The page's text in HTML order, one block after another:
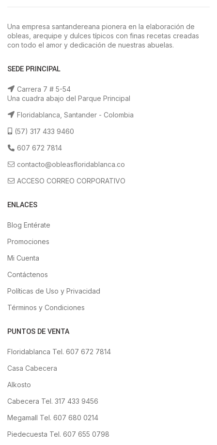
Una empresa santandereana pionera en la elaboración de
obleas, arequipe y dulces típicos con finas recetas creadas
con todo el amor y dedicación de nuestras abuelas.
SEDE PRINCIPAL
Carrera 7 # 5-54
Una cuadra abajo del Parque Principal
Floridablanca, Santander - Colombia
(57) 317 433 9460
607 672 7814
contacto@obleasfloridablanca.co
ACCESO CORREO CORPORATIVO
ENLACES
Blog Entérate
Promociones
Mi Cuenta
Contáctenos
Políticas de Uso y Privacidad
Términos y Condiciones
PUNTOS DE VENTA
Floridablanca Tel. 607 672 7814
Casa Cabecera
Alkosto
Cabecera Tel. 317 433 9456
Megamall Tel. 607 680 0214
Piedecuesta Tel. 607 655 0798